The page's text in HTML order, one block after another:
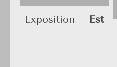
Exposition
Est